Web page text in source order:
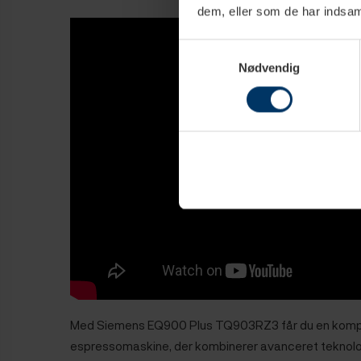
dem, eller som de har
Nødvendig
Med Siemens EQ900 Plus TQ903RZ3 får du en
espressomaskine, der kombinerer avanceret